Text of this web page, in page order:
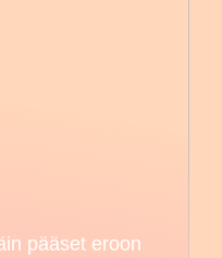
pääset eroon